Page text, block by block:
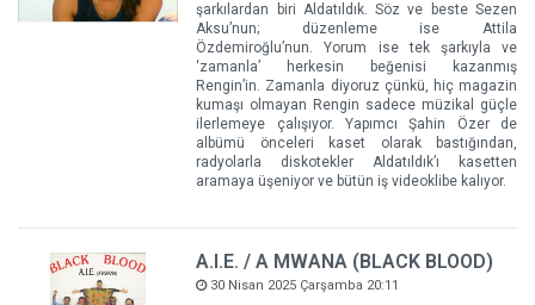
şarkılardan biri Aldatıldık. Söz ve beste Sezen
Aksu’nun; düzenleme ise Attila
Özdemiroğlu’nun. Yorum ise tek şarkıyla ve
‘zamanla’ herkesin beğenisi kazanmış
Rengin’in. Zamanla diyoruz çünkü, hiç magazin
kumaşı olmayan Rengin sadece müzikal güçle
ilerlemeye çalışıyor. Yapımcı Şahin Özer de
albümü önceleri kaset olarak bastığından,
radyolarla diskotekler Aldatıldık’ı kasetten
aramaya üşeniyor ve bütün iş videoklibe kalıyor.
A.I.E. / A MWANA (BLACK BLOOD)
30 Nisan 2025 Çarşamba 20:11